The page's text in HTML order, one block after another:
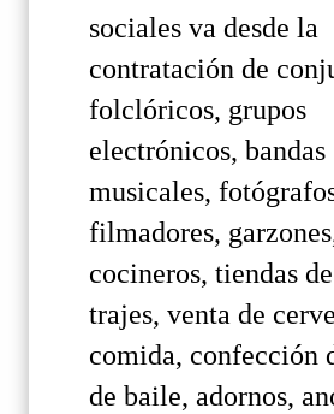
sociales va desde la
contratación de
folclóricos, grupos
electrónicos, bandas
musicales,
filmadores,
cocineros, tiendas
trajes, venta de
comida, confección
de baile, adornos,